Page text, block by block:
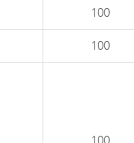
100
100
100